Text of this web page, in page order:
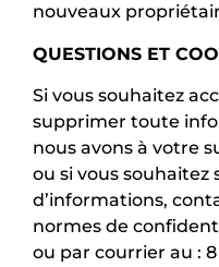
nouveaux
QUESTIONS ET
Si vous souhaitez
supprimer toute
nous avons à votre
ou si vous
d’informations,
normes de
ou par courrier au : 8